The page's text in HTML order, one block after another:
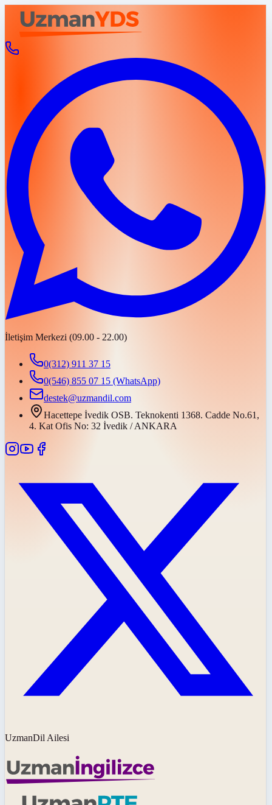
İletişim Merkezi (09.00 - 22.00)
0(312) 911 37 15
0(546) 855 07 15 (WhatsApp)
destek@uzmandil.com
Hacettepe İvedik OSB. Teknokenti 1368. Cadde No.61,
4. Kat Ofis No: 32 İvedik / ANKARA
UzmanDil Ailesi